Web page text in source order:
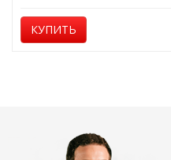
КУПИТЬ